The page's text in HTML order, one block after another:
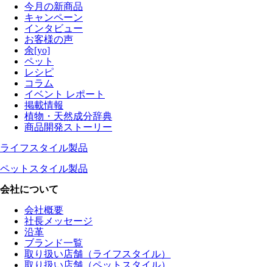
今月の新商品
キャンペーン
インタビュー
お客様の声
余[yo]
ペット
レシピ
コラム
イベント レポート
掲載情報
植物・天然成分辞典
商品開発ストーリー
ライフスタイル製品
ペットスタイル製品
会社について
会社概要
社長メッセージ
沿革
ブランド一覧
取り扱い店舗（ライフスタイル）
取り扱い店舗（ペットスタイル）